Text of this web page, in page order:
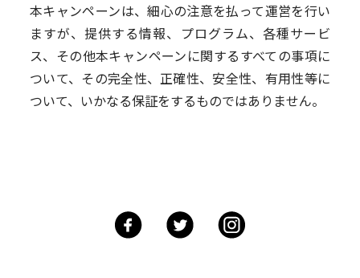
本キャンペーンは、細心の注意を払って運営を行い
ますが、提供する情報、プログラム、各種サービ
ス、その他本キャンペーンに関するすべての事項に
ついて、その完全性、正確性、安全性、有用性等に
ついて、いかなる保証をするものではありません。